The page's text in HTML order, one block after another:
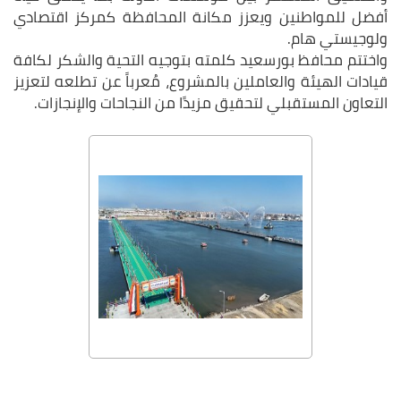
أفضل للمواطنين ويعزز مكانة المحافظة كمركز اقتصادي
ولوجيستي هام.
واختتم محافظ بورسعيد كلمته بتوجيه التحية والشكر لكافة
قيادات الهيئة والعاملين بالمشروع، مُعرباً عن تطلعه لتعزيز
التعاون المستقبلي لتحقيق مزيدًا من النجاحات والإنجازات.